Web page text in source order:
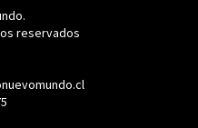
reservados